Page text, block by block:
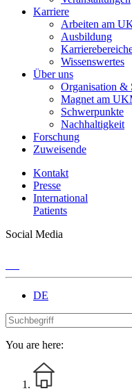
Karriere
Arbeiten am
Ausbildung
Wissenswertes
Über uns
Organisation &
Magnet am
Schwerpunkte
Nachhaltigkeit
Forschung
Zuweisende
Kontakt
Presse
International
Patients
Social Media
DE
You are here: